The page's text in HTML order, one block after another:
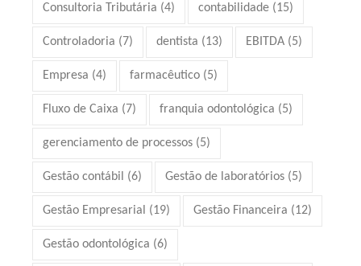
Consultoria Tributária (4) contabilidade (15)
Controladoria (7) dentista (13) EBITDA (5)
Empresa (4) farmacêutico (5)
Fluxo de Caixa (7) franquia odontológica (5)
gerenciamento de processos (5)
Gestão contábil (6) Gestão de laboratórios (5)
Gestão Empresarial (19) Gestão Financeira (12)
Gestão odontológica (6)